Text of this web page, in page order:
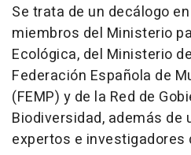
Se trata de un decálogo
miembros del Ministerio
Ecológica, del Ministerio
Federación Española de
(FEMP) y de la Red de
Biodiversidad, además de
expertos e investigadores